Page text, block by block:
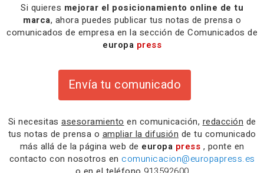
Si quieres mejorar el posicionamiento online de tu
marca, ahora puedes publicar tus notas de prensa o
comunicados de empresa en la sección de Comunicados de
europa press
Envía tu comunicado
Si necesitas asesoramiento en comunicación, redacción de
tus notas de prensa o ampliar la difusión de tu comunicado
más allá de la página web de europa press , ponte en
contacto con nosotros en comunicacion@europapress.es